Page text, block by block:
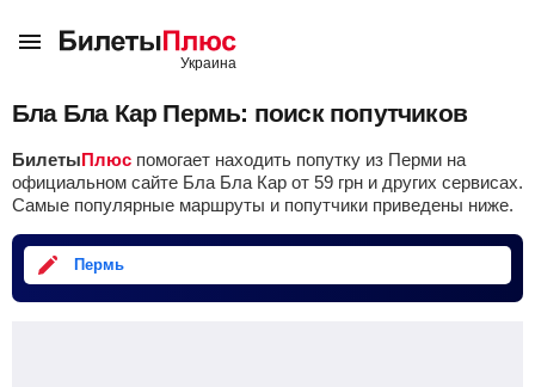
Бла Бла Кар Пермь: поиск попутчиков
БилетыПлюс помогает находить попутку из Перми на
официальном сайте Бла Бла Кар от 59 грн и других сервисах.
Самые популярные маршруты и попутчики приведены ниже.
Пермь